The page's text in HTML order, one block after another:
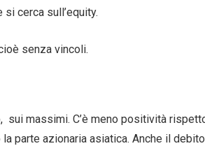
cerca sull’equity.
senza vincoli.
massimi. C’è meno positività
parte azionaria asiatica. Anche il